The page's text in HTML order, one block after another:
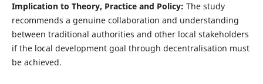
Implication to Theory, Practice and Policy: The study
recommends a genuine collaboration and understanding
between traditional authorities and other local stakeholders
if the local development goal through decentralisation must
be achieved.